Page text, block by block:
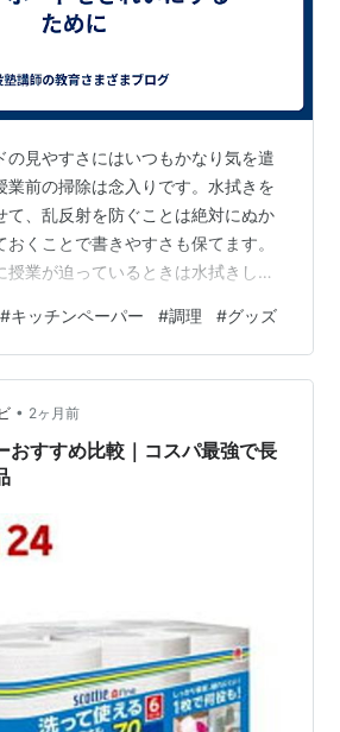
の見やすさにはいつもかなり気を遣
業前の掃除は念入りです。水拭きを
て、乱反射を防ぐことは絶対にぬか
おくことで書きやすさも保てます。
授業が迫っているときは水拭きして
パーを使ってきれいにしていたんで
ーパーだと水に濡れて裂けてしまう
ます。ペーパータオルを使っても良
を含むと破れることがあります
ホワイトボードそのものを傷つけて
。 かといって雑巾を持ち歩くのも…
#キッチンペーパー #調理 #グッズ
• 2ヶ月前
おすすめ比較｜コスパ最強で長